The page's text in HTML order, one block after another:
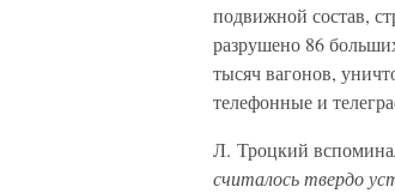
подвижной состав,
разрушено 86
тысяч вагонов,
телефонные и
Л. Троцкий
считалось твердо